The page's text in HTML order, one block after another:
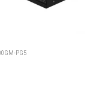
PG5